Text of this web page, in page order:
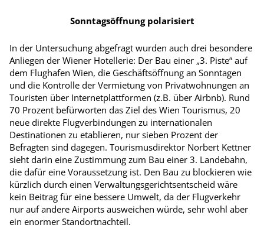
Sonntagsöffnung polarisiert
In der Untersuchung abgefragt wurden auch drei besondere
Anliegen der Wiener Hotellerie: Der Bau einer „3. Piste“ auf
dem Flughafen Wien, die Geschäftsöffnung an Sonntagen
und die Kontrolle der Vermietung von Privatwohnungen an
Touristen über Internetplattformen (z.B. über Airbnb). Rund
70 Prozent befürworten das Ziel des Wien Tourismus, 20
neue direkte Flugverbindungen zu internationalen
Destinationen zu etablieren, nur sieben Prozent der
Befragten sind dagegen. Tourismusdirektor Norbert Kettner
sieht darin eine Zustimmung zum Bau einer 3. Landebahn,
die dafür eine Voraussetzung ist. Den Bau zu blockieren wie
kürzlich durch einen Verwaltungsgerichtsentscheid wäre
kein Beitrag für eine bessere Umwelt, da der Flugverkehr
nur auf andere Airports ausweichen würde, sehr wohl aber
ein enormer Standortnachteil.